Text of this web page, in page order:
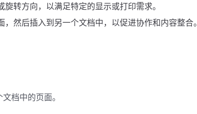
转方向，以满足特定的显示或打印需求。
然后插入到另一个文档中，以促进协作和内容整合。
档中的页面。